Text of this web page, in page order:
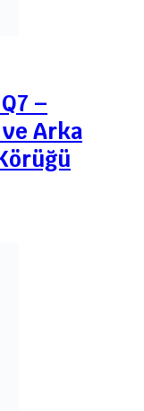
–
Arka